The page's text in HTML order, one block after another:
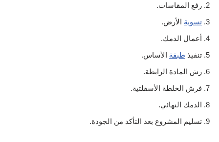
رفع المقاسات.
تسوية الأرض.
أعمال الدمك.
تنفيذ طبقة الأساس.
رش المادة الرابطة.
فرش الخلطة الأسفلتية.
الدمك النهائي.
تسليم المشروع بعد التأكد من الجودة.